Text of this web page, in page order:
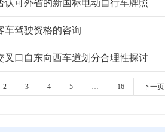
认可外省的新国标电动自行车牌照
车驾驶资格的咨询
叉口自东向西车道划分合理性探讨
2 3 4 5 … 16 下一页